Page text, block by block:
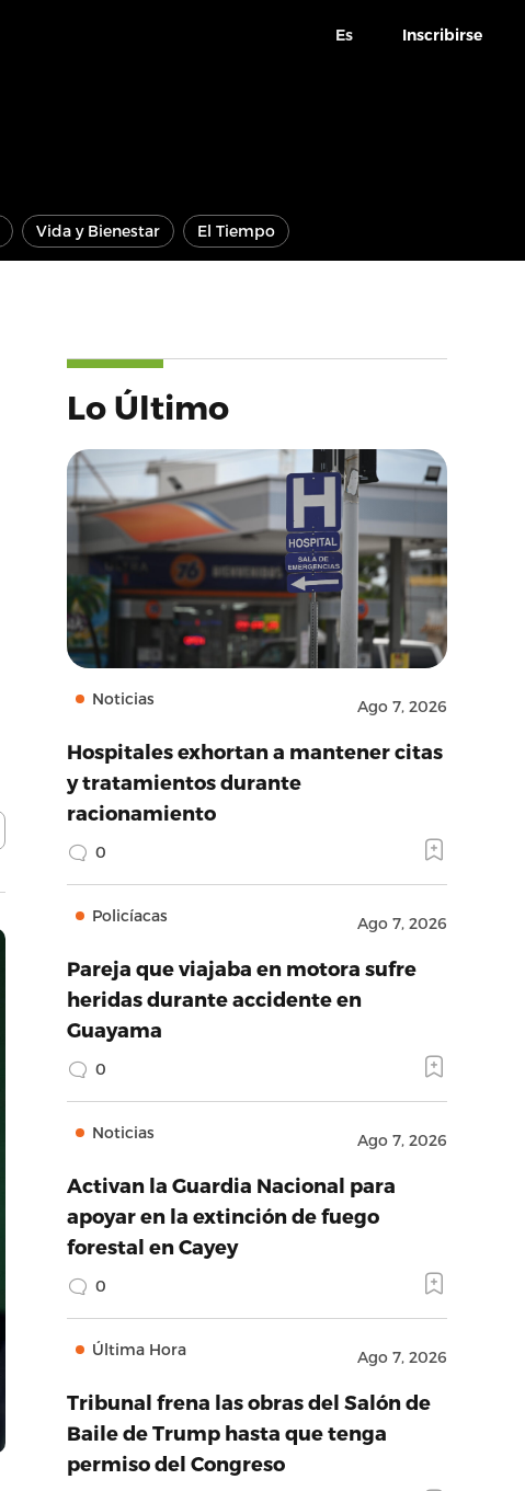
Es Inscribirse
Vida y Bienestar El Tiempo
Lo Último
Noticias Ago 7, 2026
Hospitales exhortan a mantener citas
y tratamientos durante
racionamiento
0
Policíacas Ago 7, 2026
Pareja que viajaba en motora sufre
heridas durante accidente en
Guayama
0
Noticias Ago 7, 2026
Activan la Guardia Nacional para
apoyar en la extinción de fuego
forestal en Cayey
0
Última Hora Ago 7, 2026
Tribunal frena las obras del Salón de
Baile de Trump hasta que tenga
permiso del Congreso